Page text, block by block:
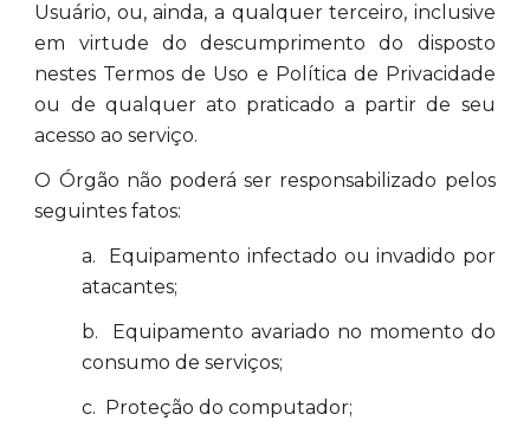
Usuário, ou, ainda, a qualquer terceiro, inclusive
em virtude do descumprimento do disposto
nestes Termos de Uso e Política de Privacidade
ou de qualquer ato praticado a partir de seu
acesso ao serviço.
O Órgão não poderá ser responsabilizado pelos
seguintes fatos:
a. Equipamento infectado ou invadido por
atacantes;
b. Equipamento avariado no momento do
consumo de serviços;
c. Proteção do computador;